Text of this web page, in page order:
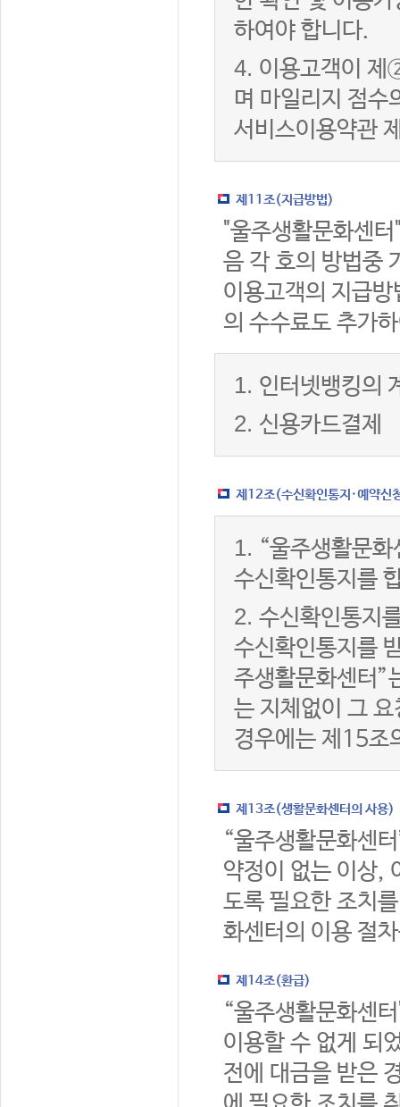
하여야 합니다.
4. 이용고객이 제
며 마일리지 점수
서비스이용약관
제11조(지급방법)
"울주생활문화센
음 각 호의 방법중
이용고객의 지급
의 수수료도 추가
1. 인터넷뱅킹의
2. 신용카드결제
제12조(수신확인통지·예약신
1. “울주생활문
수신확인통지를
2. 수신확인통지
수신확인통지를
주생활문화센터”
는 지체없이 그
경우에는 제15조
제13조(생활문화센터의 사용)
“울주생활문화센
약정이 없는 이상,
도록 필요한 조치
화센터의 이용 절
제14조(환급)
“울주생활문화센
이용할 수 없게 되
전에 대금을 받은